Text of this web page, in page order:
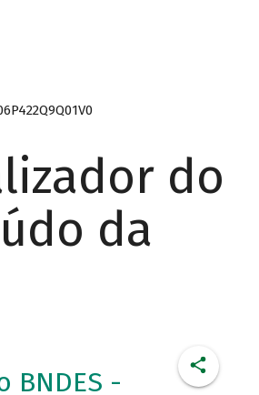
do
da
BNDES -